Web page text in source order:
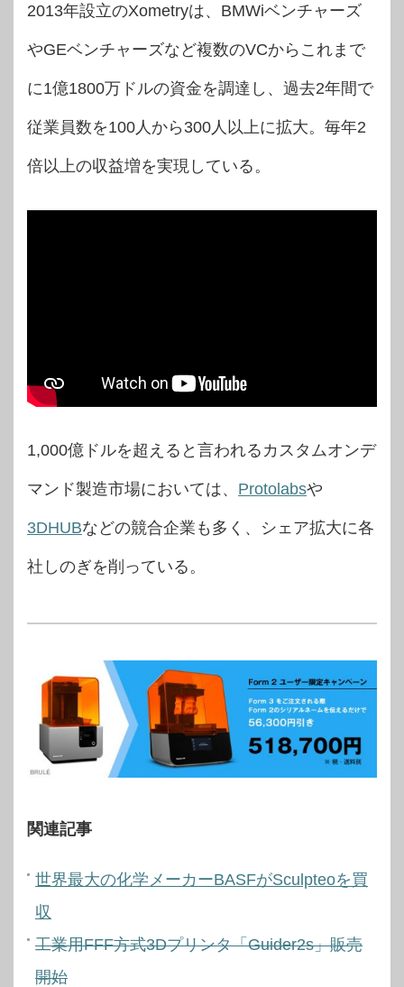
2013年設立のXometryは、BMWiベンチャーズ
やGEベンチャーズなど複数のVCからこれまで
に1億1800万ドルの資金を調達し、過去2年間で
従業員数を100人から300人以上に拡大。毎年2
倍以上の収益増を実現している。
1,000億ドルを超えると言われるカスタムオンデ
マンド製造市場においては、 Protolabsや
3DHUBなどの競合企業も多く、シェア拡大に各
社しのぎを削っている。
関連記事
世界最大の化学メーカーBASFがSculpteoを買
収
工業用FFF方式3Dプリンタ「Guider2s」販売
開始